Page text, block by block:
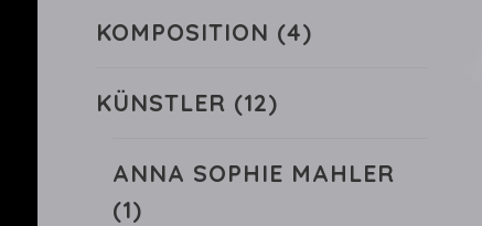
KOMPOSITION (4)
KÜNSTLER (12)
ANNA SOPHIE MAHLER
(1)